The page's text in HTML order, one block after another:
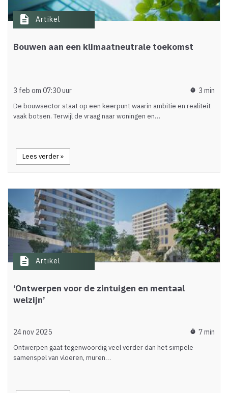
description Artikel
Bouwen aan een klimaatneutrale toekomst
3 feb om 07:30 uur timer 3 min
De bouwsector staat op een keerpunt waarin ambitie en realiteit
vaak botsen. Terwijl de vraag naar woningen en…
Lees verder »
description Artikel
‘Ontwerpen voor de zintuigen en mentaal
welzijn’
24 nov 2025 timer 7 min
Ontwerpen gaat tegenwoordig veel verder dan het simpele
samenspel van vloeren, muren…